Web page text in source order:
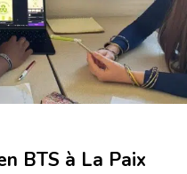
BTS à La Paix